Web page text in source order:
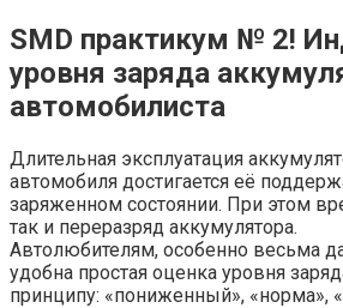
SMD практикум № 2!
уровня заряда
автомобилиста
Длительная эксплуатация
автомобиля достигается её
заряженном состоянии. При этом
так и переразряд аккумулятора.
Автолюбителям, особенно весьма
удобна простая оценка уровня
принципу: «пониженный»,